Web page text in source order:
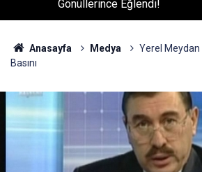
Gönüllerince Eğlendi!
Anasayfa Medya
Yerel Meydan
Basını